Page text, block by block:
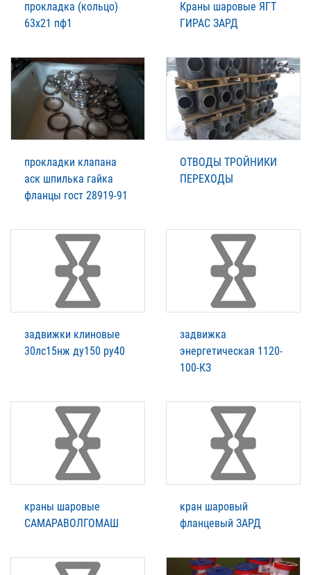
прокладка (кольцо)
63х21 пф1
Краны шаровые ЯГТ
ГИРАС ЗАРД
прокладки клапана
аск шпилька гайка
фланцы гост 28919-91
ОТВОДЫ ТРОЙНИКИ
ПЕРЕХОДЫ
задвижки клиновые
30лс15нж ду150 ру40
задвижка
энергетическая 1120-
100-КЗ
краны шаровые
САМАРАВОЛГОМАШ
кран шаровый
фланцевый ЗАРД